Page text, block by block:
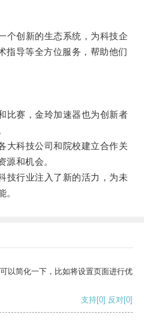
创新的生态系统，为科技企
指导等全方位服务，帮助他们
赛，金玲加速器也为创新者
科技公司和院校建立合作关
源和机会。
行业注入了新的活力，为未
。
以简化一下，比如将设置页面进行优
支持[0] 反对[0]